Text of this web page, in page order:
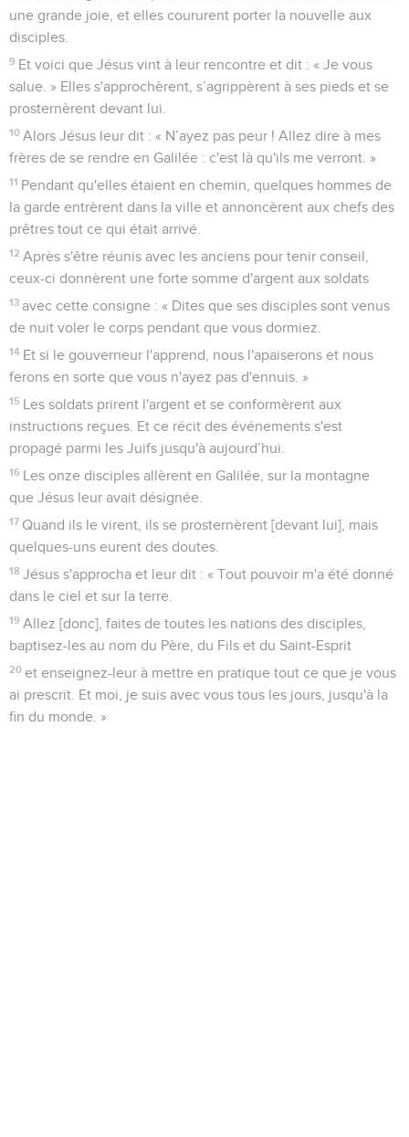
une grande joie, et elles coururent porter la nouvelle aux
disciples.
9 Et voici que Jésus vint à leur rencontre et dit : « Je vous
salue. » Elles s'approchèrent, s’agrippèrent à ses pieds et se
prosternèrent devant lui.
10 Alors Jésus leur dit : « N’ayez pas peur ! Allez dire à mes
frères de se rendre en Galilée : c'est là qu'ils me verront. »
11 Pendant qu'elles étaient en chemin, quelques hommes de
la garde entrèrent dans la ville et annoncèrent aux chefs des
prêtres tout ce qui était arrivé.
12 Après s'être réunis avec les anciens pour tenir conseil,
ceux-ci donnèrent une forte somme d'argent aux soldats
13 avec cette consigne : « Dites que ses disciples sont venus
de nuit voler le corps pendant que vous dormiez.
14 Et si le gouverneur l'apprend, nous l'apaiserons et nous
ferons en sorte que vous n'ayez pas d'ennuis. »
15 Les soldats prirent l'argent et se conformèrent aux
instructions reçues. Et ce récit des événements s'est
propagé parmi les Juifs jusqu'à aujourd’hui.
16 Les onze disciples allèrent en Galilée, sur la montagne
que Jésus leur avait désignée.
17 Quand ils le virent, ils se prosternèrent [devant lui], mais
quelques-uns eurent des doutes.
18 Jésus s'approcha et leur dit : « Tout pouvoir m'a été donné
dans le ciel et sur la terre.
19 Allez [donc], faites de toutes les nations des disciples,
baptisez-les au nom du Père, du Fils et du Saint-Esprit
20 et enseignez-leur à mettre en pratique tout ce que je vous
ai prescrit. Et moi, je suis avec vous tous les jours, jusqu'à la
fin du monde. »